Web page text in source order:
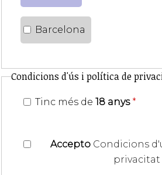
Barcelona
Condicions d'ús i política de
Tinc més de 18 anys *
Accepto Condicions
privacitat